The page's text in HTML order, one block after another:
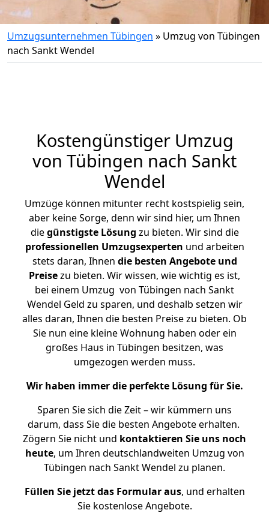
Umzugsunternehmen Tübingen » Umzug von Tübingen
nach Sankt Wendel
Kostengünstiger Umzug
von Tübingen nach Sankt
Wendel
Umzüge können mitunter recht kostspielig sein,
aber keine Sorge, denn wir sind hier, um Ihnen
diegünstigste Lösung zu bieten. Wir sind die
professionellen Umzugsexperten und arbeiten
stets daran, Ihnen die besten Angebote und
Preisezu bieten. Wir wissen, wie wichtig es ist,
bei einem Umzug von Tübingen nach Sankt
Wendel Geld zu sparen, und deshalb setzen wir
alles daran, Ihnen die besten Preise zu bieten. Ob
Sie nun eine kleine Wohnung haben oder ein
großes Haus in Tübingen besitzen, was
umgezogen werden muss.
Wir haben immer die perfekte Lösung für Sie.
Sparen Sie sich die Zeit – wir kümmern uns
darum, dass Sie die besten Angebote erhalten.
Zögern Sie nicht und kontaktieren Sie uns noch
heute, um Ihren deutschlandweiten Umzug von
Tübingen nach Sankt Wendel zu planen.
Füllen Sie jetzt das Formular aus, und erhalten
Sie kostenlose Angebote.